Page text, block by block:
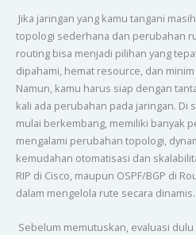
Jika jaringan yang kamu tangani
topologi sederhana dan perubahan
routing bisa menjadi pilihan yang
dipahami, hemat resource, dan
Namun, kamu harus siap dengan
kali ada perubahan pada jaringan. Di
mulai berkembang, memiliki banyak
mengalami perubahan topologi,
kemudahan otomatisasi dan
RIP di Cisco, maupun OSPF/BGP di
dalam mengelola rute secara dinamis.
Sebelum memutuskan, evaluasi